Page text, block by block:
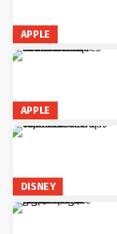
APPLE
APPLE
DISNEY